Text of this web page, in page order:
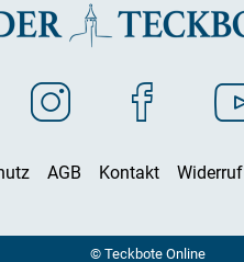
AGB Kontakt Widerruf
© Teckbote Online